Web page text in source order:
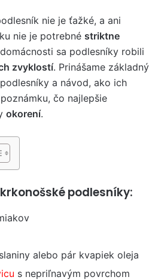
nie je ťažké, a ani
nie je potrebné striktne
sa podlesníky robili
zvyklostí. Prinášame základný
a návod, ako ich
čo najlepšie
okorení.
podlesníky:
alebo pár kvapiek oleja
s nepriľnavým povrchom